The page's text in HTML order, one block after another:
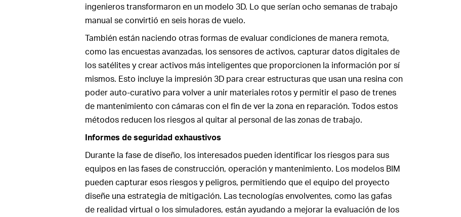
ingenieros transformaron en un modelo 3D. Lo que serían ocho semanas de trabajo
manual se convirtió en seis horas de vuelo.
También están naciendo otras formas de evaluar condiciones de manera remota,
como las encuestas avanzadas, los sensores de activos, capturar datos digitales de
los satélites y crear activos más inteligentes que proporcionen la información por sí
mismos. Esto incluye la impresión 3D para crear estructuras que usan una resina con
poder auto-curativo para volver a unir materiales rotos y permitir el paso de trenes
de mantenimiento con cámaras con el fin de ver la zona en reparación. Todos estos
métodos reducen los riesgos al quitar al personal de las zonas de trabajo.
Informes de seguridad exhaustivos
Durante la fase de diseño, los interesados pueden identificar los riesgos para sus
equipos en las fases de construcción, operación y mantenimiento. Los modelos BIM
pueden capturar esos riesgos y peligros, permitiendo que el equipo del proyecto
diseñe una estrategia de mitigación. Las tecnologías envolventes, como las gafas
de realidad virtual o los simuladores, están ayudando a mejorar la evaluación de los